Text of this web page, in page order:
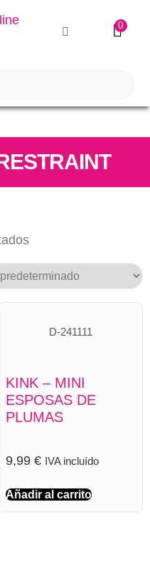
0
D-241111
KINK – MINI
ESPOSAS DE
PLUMAS
9,99 € IVA incluído
Añadir al carrito